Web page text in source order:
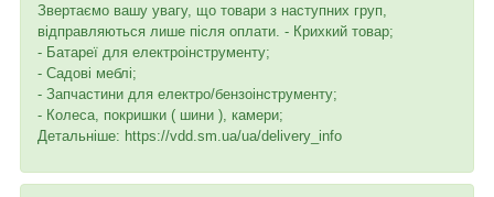
Звертаємо вашу увагу, що товари з наступних груп,
відправляються лише після оплати. - Крихкий товар;
- Батареї для електроінструменту;
- Садові меблі;
- Запчастини для електро/бензоінструменту;
- Колеса, покришки ( шини ), камери;
Детальніше: https://vdd.sm.ua/ua/delivery_info